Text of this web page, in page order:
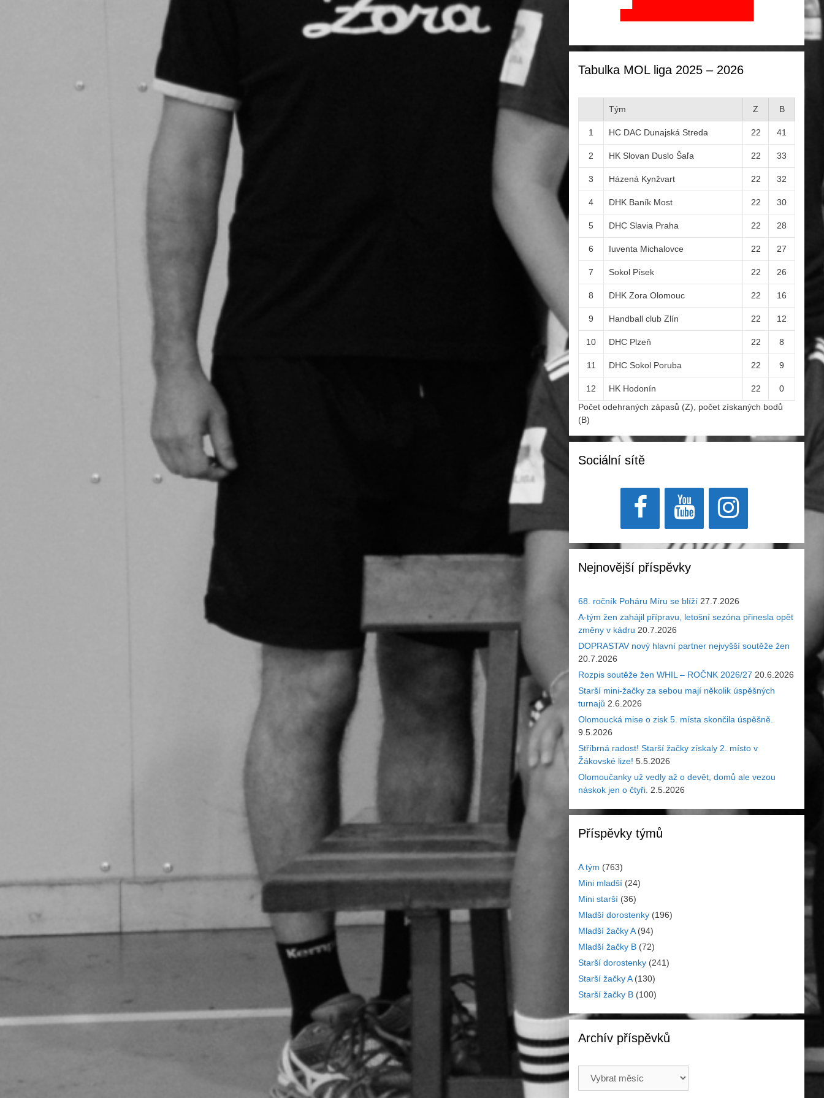
Tabulka MOL liga 2025 – 2026
Tým Z B
1 HC DAC Dunajská Streda 22 41
2 HK Slovan Duslo Šaľa 22 33
3 Házená Kynžvart 22 32
4 DHK Baník Most 22 30
5 DHC Slavia Praha 22 28
6 Iuventa Michalovce 22 27
7 Sokol Písek 22 26
8 DHK Zora Olomouc 22 16
9 Handball club Zlín 22 12
10 DHC Plzeň 22 8
11 DHC Sokol Poruba 22 9
12 HK Hodonín 22
0
Počet odehraných zápasů (Z), počet získaných bodů
(B)
Sociální sítě
Nejnovější příspěvky
68. ročník Poháru Míru se blíží 27.7.2026
A-tým žen zahájil přípravu, letošní sezóna přinesla opět
změny v kádru 20.7.2026
DOPRASTAV nový hlavní partner nejvyšší soutěže žen
20.7.2026
Rozpis soutěže žen WHIL – ROČNK 2026/27 20.6.2026
Starší mini-žačky za sebou mají několik úspěšných
turnajů 2.6.2026
Olomoucká mise o zisk 5. místa skončila úspěšně.
9.5.2026
Stříbrná radost! Starší žačky získaly 2. místo v
Žákovské lize! 5.5.2026
Olomoučanky už vedly až o devět, domů ale vezou
náskok jen o čtyři. 2.5.2026
Příspěvky týmů
A tým (763)
Mini mladší (24)
Mini starší (36)
Mladší dorostenky (196)
Mladší žačky A(94)
Mladší žačky B (72)
Starší dorostenky (241)
Starší žačky A(130)
Starší žačky B (100)
Archív příspěvků
příspěvků